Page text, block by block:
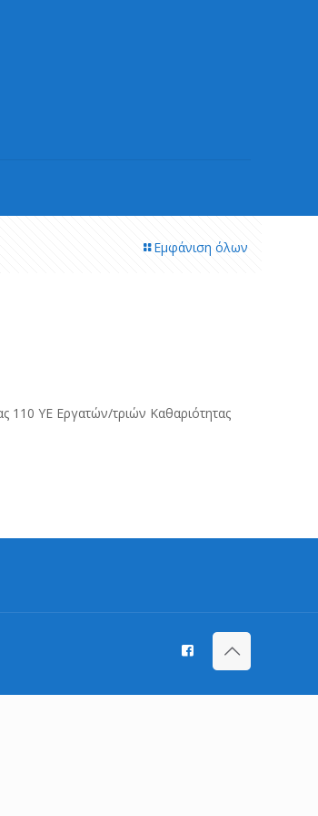
Εμφάνιση όλων
110 ΥΕ Εργατών/τριών Καθαριότητας